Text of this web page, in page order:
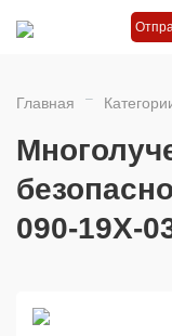
Главная
090-19X-